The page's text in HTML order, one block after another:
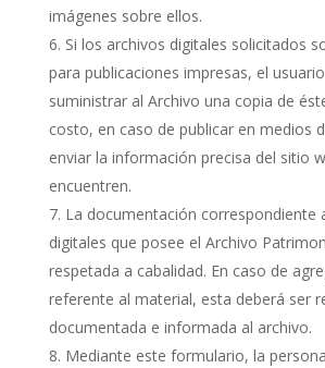
imágenes sobre ellos.
Si los archivos digitales solicitados
para publicaciones impresas, el
suministrar al Archivo una copia de
costo, en caso de publicar en medios
enviar la información precisa del sitio
encuentren.
La documentación correspondiente
digitales que posee el Archivo
respetada a cabalidad. En caso de
referente al material, esta deberá ser
documentada e informada al archivo.
Mediante este formulario, la